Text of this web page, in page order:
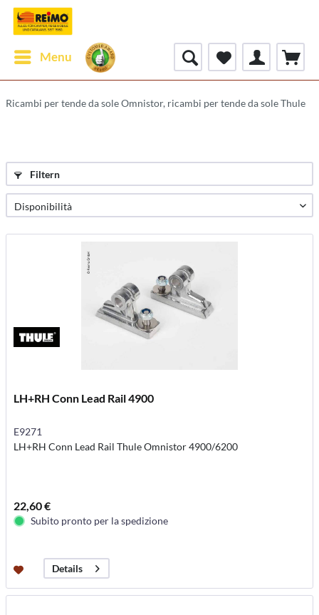
Menu
Ricambi per tende da sole Omnistor, ricambi per tende da sole Thule
Filtern
LH+RH Conn Lead Rail 4900
E9271
LH+RH Conn Lead Rail Thule Omnistor 4900/6200
22,60 €
Subito pronto per la spedizione
Details